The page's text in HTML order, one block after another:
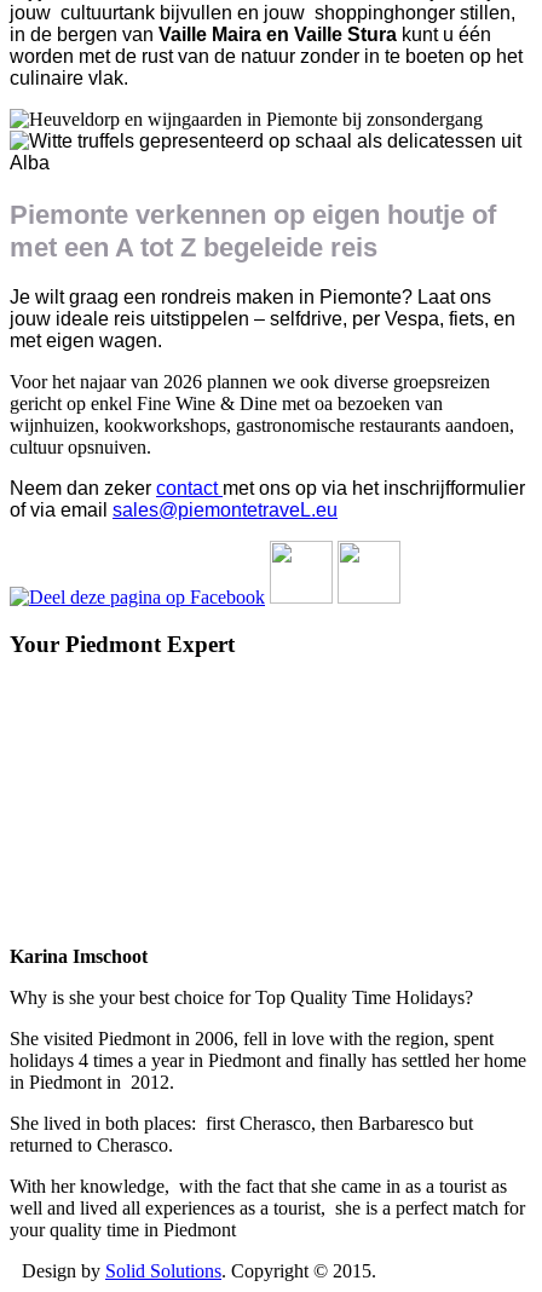
jouw cultuurtank bijvullen en jouw shoppinghonger stillen,
in de bergen van Vaille Maira en Vaille Stura kunt u één
worden met de rust van de natuur zonder in te boeten op het
culinaire vlak.
Piemonte verkennen op eigen houtje of
met een A tot Z begeleide reis
Je wilt graag een rondreis maken in Piemonte? Laat ons
jouw ideale reis uitstippelen – selfdrive, per Vespa, fiets, en
met eigen wagen.
Voor het najaar van 2026 plannen we ook diverse groepsreizen
gericht op enkel Fine Wine & Dine met oa bezoeken van
wijnhuizen, kookworkshops, gastronomische restaurants aandoen,
cultuur opsnuiven.
Neem dan zeker contact met ons op via het inschrijfformulier
of via email sales@piemontetraveL.eu
Your Piedmont Expert
Karina Imschoot
Why is she your best choice for Top Quality Time Holidays?
She visited Piedmont in 2006, fell in love with the region, spent
holidays 4 times a year in Piedmont and finally has settled her home
in Piedmont in 2012.
She lived in both places: first Cherasco, then Barbaresco but
returned to Cherasco.
With her knowledge, with the fact that she came in as a tourist as
well and lived all experiences as a tourist, she is a perfect match for
your quality time in Piedmont
Design by Solid Solutions. Copyright © 2015.